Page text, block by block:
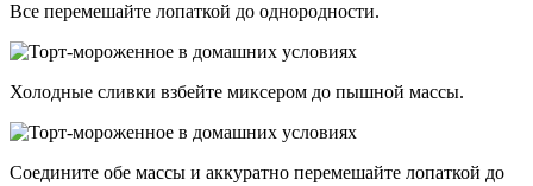
Все перемешайте лопаткой до однородности.
Холодные сливки взбейте миксером до пышной массы.
Соедините обе массы и аккуратно перемешайте лопаткой до